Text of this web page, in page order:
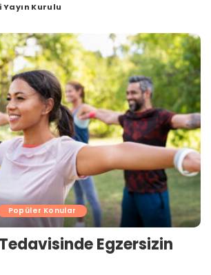
Kurulu
Popüler Konular
Egzersizin